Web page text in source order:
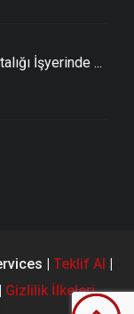
İşyerinde ...
| Teklif Al |
| Gizlilik İlkeleri